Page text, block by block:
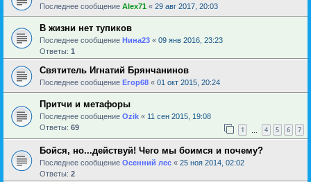
Последнее сообщение Alex71 « 29 авг 2017, 20:03
В жизни нет тупиков
Последнее сообщение Нина23 « 09 янв 2016, 23:23
Ответы: 1
Святитель Игнатий Брянчанинов
Последнее сообщение Егор68 « 01 окт 2015, 20:24
Притчи и метафоры
Последнее сообщение Ozik « 11 сен 2015, 19:08
Ответы: 69 1 4 5 6 7
Бойся, но...действуй! Чего мы боимся и почему?
Последнее сообщение Осенний лес « 25 ноя 2014, 02:02
Ответы: 2